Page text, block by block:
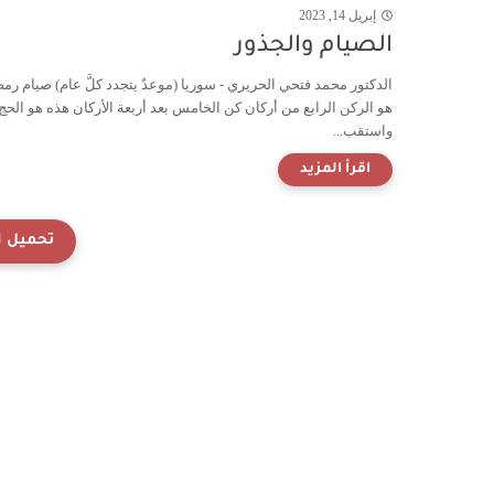
إبريل 14, 2023
الصيام والجذور
الدكتور محمد فتحي الحريري - سوريا (موعدٌ يتجدد كلَّ عام) صيام
هو الركن الرابع من أركان كن الخامس بعد أربعة الأركان هذه هو
واستقب...